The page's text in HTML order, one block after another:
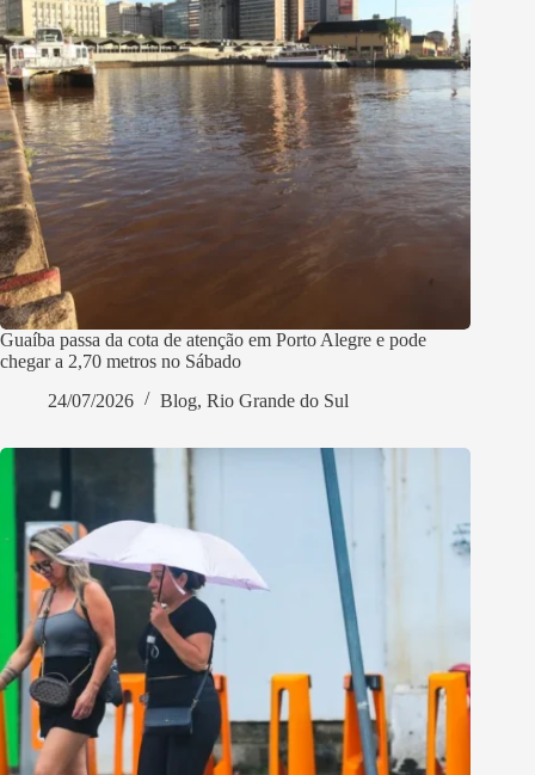
Guaíba passa da cota de atenção em Porto Alegre e pode
chegar a 2,70 metros no Sábado
24/07/2026
Blog, Rio Grande do Sul